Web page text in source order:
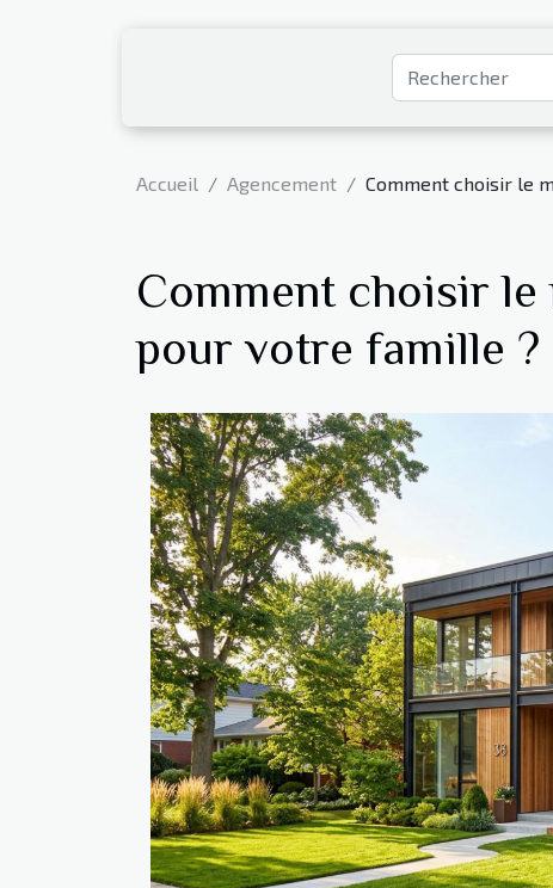
Accueil Agencement Comment choisir le
Comment choisir
pour votre famille ?